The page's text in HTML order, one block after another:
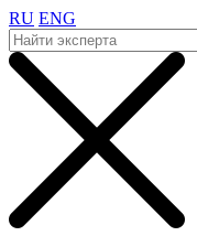
RU ENG